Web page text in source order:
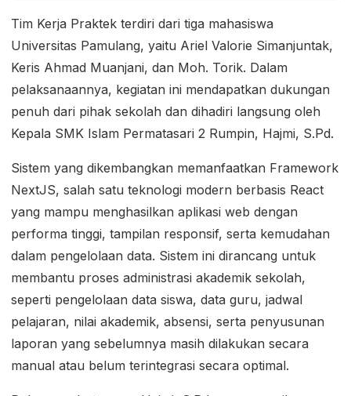
Tim Kerja Praktek terdiri dari tiga mahasiswa
Universitas Pamulang, yaitu Ariel Valorie Simanjuntak,
Keris Ahmad Muanjani, dan Moh. Torik. Dalam
pelaksanaannya, kegiatan ini mendapatkan dukungan
penuh dari pihak sekolah dan dihadiri langsung oleh
Kepala SMK Islam Permatasari 2 Rumpin, Hajmi, S.Pd.
Sistem yang dikembangkan memanfaatkan Framework
NextJS, salah satu teknologi modern berbasis React
yang mampu menghasilkan aplikasi web dengan
performa tinggi, tampilan responsif, serta kemudahan
dalam pengelolaan data. Sistem ini dirancang untuk
membantu proses administrasi akademik sekolah,
seperti pengelolaan data siswa, data guru, jadwal
pelajaran, nilai akademik, absensi, serta penyusunan
laporan yang sebelumnya masih dilakukan secara
manual atau belum terintegrasi secara optimal.